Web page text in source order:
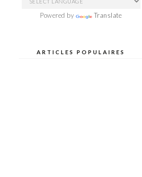
Powered by Translate
ARTICLES POPULAIRES